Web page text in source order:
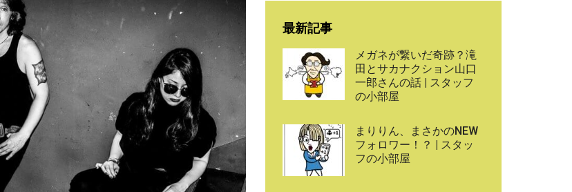
最新記事
メガネが繋いだ奇跡？滝
田とサカナクション山口
一郎さんの話 | スタッフ
の小部屋
まりりん、まさかのNEW
フォロワー！？ | スタッ
フの小部屋